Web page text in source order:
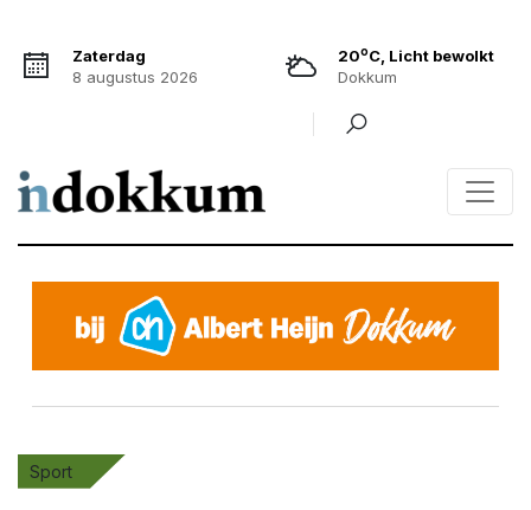
Zaterdag
8 augustus 2026
20oC, Licht bewolkt
Dokkum
Sport